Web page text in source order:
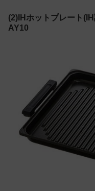
(2)IHホットプレート
AY10